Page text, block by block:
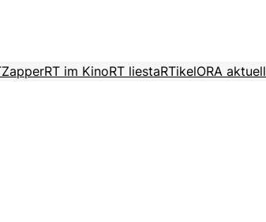
RT im KinoRT liestaRTikelORA aktuell